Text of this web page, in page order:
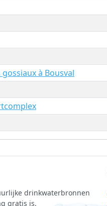
à Bousval
drinkwaterbronnen
gratis is.